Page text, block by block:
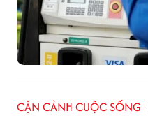
CẬN CẢNH CUỘC SỐNG